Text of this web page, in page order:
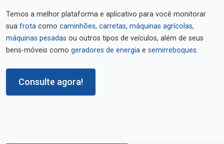
Temos a melhor plataforma e aplicativo para você monitorar
sua frota como caminhões, carretas, máquinas agrícolas,
máquinas pesadas ou outros tipos de veículos, além de seus
bens-móveis como geradores de energia e semirreboques.
Consulte agora!